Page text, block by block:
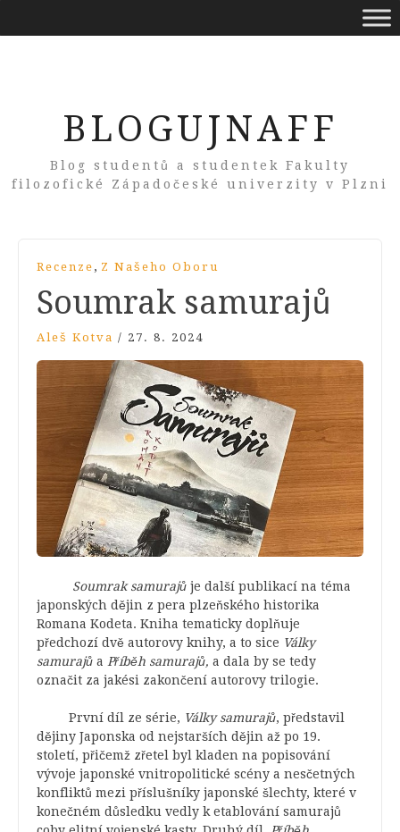
BLOGUJNAFF
Blog studentů a studentek Fakulty
filozofické Západočeské univerzity v Plzni
Recenze , Z Našeho Oboru
Soumrak samurajů
Aleš Kotva / 27. 8. 2024
Soumrak samurajů je další publikací na téma
japonských dějin z pera plzeňského historika
Romana Kodeta. Kniha tematicky doplňuje
předchozí dvě autorovy knihy, a to sice Války
samurajů a Příběh samurajů, a dala by se tedy
označit za jakési zakončení autorovy trilogie.
První díl ze série, Války samurajů, představil
dějiny Japonska od nejstarších dějin až po 19.
století, přičemž zřetel byl kladen na popisování
vývoje japonské vnitropolitické scény a nesčetných
konfliktů mezi příslušníky japonské šlechty, které v
konečném důsledku vedly k etablování samurajů